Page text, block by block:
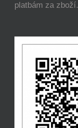
platbám za zboží.